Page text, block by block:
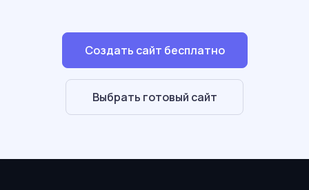
Создать сайт бесплатно
Выбрать готовый сайт